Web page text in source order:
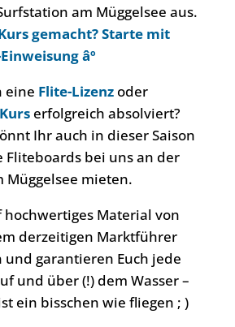
am Müggelsee aus.
gemacht? Starte mit
âº
eine Flite-Lizenzoder
erfolgreich absolviert?
Ihr auch in dieser Saison
Fliteboards bei uns an der
Müggelsee mieten.
hochwertiges Material von
derzeitigen Marktführer
und garantieren Euch jede
und über (!) dem Wasser –
ein bisschen wie fliegen ; )